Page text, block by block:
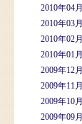
2010年04月
2010年03月
2010年02月
2010年01月
2009年12月
2009年11月
2009年10月
2009年09月